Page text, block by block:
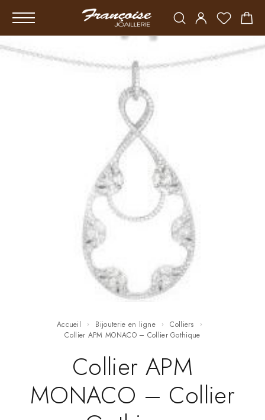
Accueil Bijouterie en ligne
Colliers
Collier APM MONACO – Collier Gothique
Collier APM
MONACO – Collier